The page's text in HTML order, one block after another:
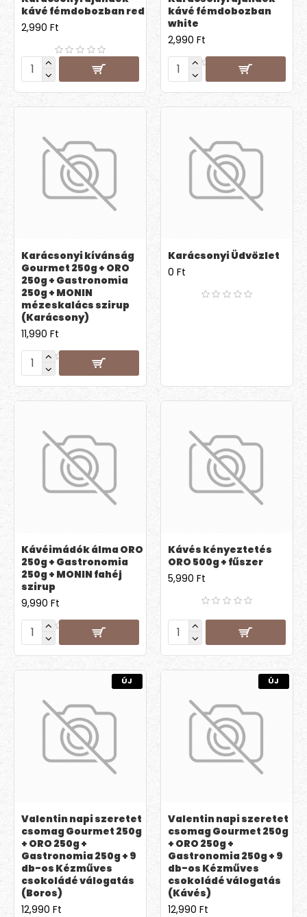
kávé fémdobozban red
2,990 Ft
kávé fémdobozban
white
2,990 Ft
Karácsonyi kívánság
Gourmet 250g + ORO
250g + Gastronomia
250g + MONIN
mézeskalács szirup
(Karácsony)
11,990 Ft
Karácsonyi Üdvözlet
0 Ft
Kávéimádók álma ORO
250g + Gastronomia
250g + MONIN fahéj
szirup
9,990 Ft
Kávés kényeztetés
ORO 500g + fűszer
5,990 Ft
ÚJ
Valentin napi szeretet
csomag Gourmet 250g
+ ORO 250g +
Gastronomia 250g + 9
db-os Kézműves
csokoládé válogatás
(Boros)
12,990 Ft
ÚJ
Valentin napi szeretet
csomag Gourmet 250g
+ ORO 250g +
Gastronomia 250g + 9
db-os Kézműves
csokoládé válogatás
(Kávés)
12,990 Ft